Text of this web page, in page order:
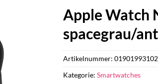
Apple Watch
spacegrau/
Artikelnummer:
Kategorie: Smartwatches